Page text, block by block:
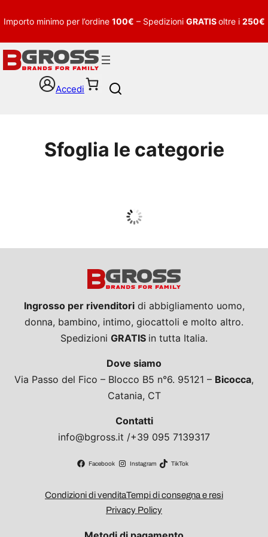
Importo minimo per l’ordine 100€ – Spedizioni GRATISoltre i 250€
Accedi
h
Sfoglia le categorie
Guarda tutto
Ingrosso per rivenditoridi abbigliamento uomo,
donna, bambino, intimo, giocattoli e molto altro.
Spedizioni GRATIS in tutta Italia.
Dove siamo
Via Passo del Fico – Blocco B5 n°6. 95121 – Bicocca,
Catania, CT
Contatti
info@bgross.it /+39 095 7139317
Facebook Instagram TikTok
Condizioni di venditaTempi di consegna e resi
Privacy Policy